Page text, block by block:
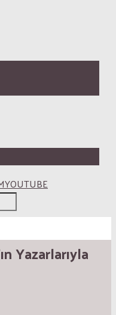
YOUTUBE
Yazarlarıyla